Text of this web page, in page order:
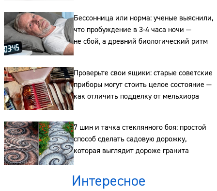
Бессонница или норма: ученые выяснили,
что пробуждение в 3-4 часа ночи —
не сбой, а древний биологический ритм
Проверьте свои ящики: старые советские
приборы могут стоить целое состояние —
как отличить подделку от мельхиора
7 шин и тачка стеклянного боя: простой
способ сделать садовую дорожку,
которая выглядит дороже гранита
Интересное
Сайт:
Адрес:
Телефон: